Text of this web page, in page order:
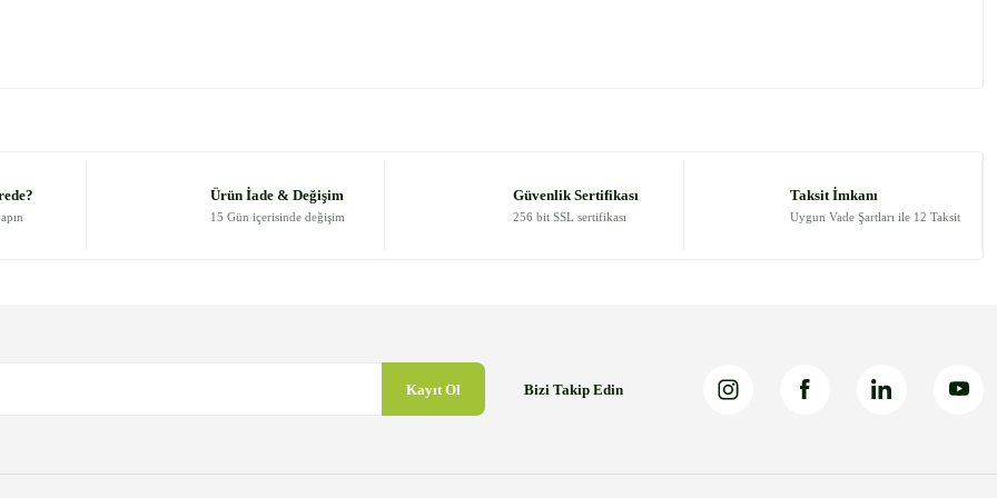
Ürün İade & Değişim
15 Gün içerisinde değişim
Güvenlik Sertifikası
256 bit SSL sertifikası
Taksit İmkanı
Uygun Vade Şartları ile 12 Taksit
Kayıt Ol Bizi Takip Edin